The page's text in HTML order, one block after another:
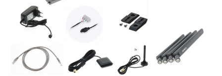
Antretter & Huber
Audison
Copenhagen Trackers